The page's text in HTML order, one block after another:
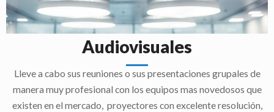
Audiovisuales
Lleve a cabo sus reuniones o sus presentaciones grupales de
manera muy profesional con los equipos mas novedosos que
existen en el mercado, proyectores con excelente resolución,